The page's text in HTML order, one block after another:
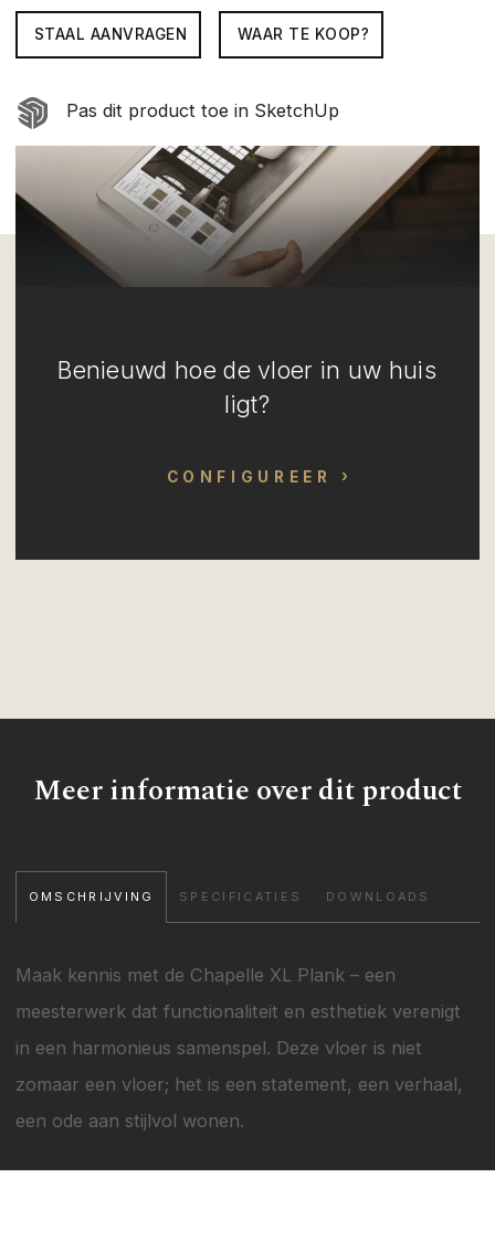
STAAL AANVRAGEN WAAR TE KOOP?
Pas dit product toe in SketchUp
Benieuwd hoe de vloer in uw huis
ligt?
CONFIGUREER
Meer informatie over dit product
OMSCHRIJVING SPECIFICATIES DOWNLOADS
Maak kennis met de Chapelle XL Plank – een
meesterwerk dat functionaliteit en esthetiek verenigt
in een harmonieus samenspel. Deze vloer is niet
zomaar een vloer; het is een statement, een verhaal,
een ode aan stijlvol wonen.